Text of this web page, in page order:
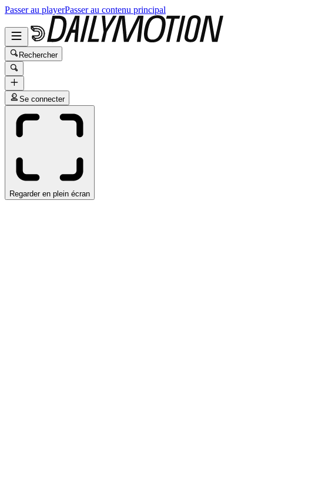
Passer au playerPasser au contenu principal
Rechercher
Se connecter
Regarder en plein écran